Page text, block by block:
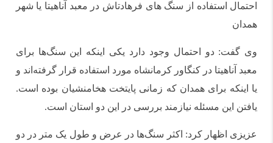
احتمال استفاده از سنگ های فرهادتاش در معبد آناهیتا یا شهر
همدان
وی گفت: دو احتمال وجود دارد یکی اینکه این سنگ‌ها برای
معبد آناهیتا در کنگاور کرمانشاه مورد استفاده قرار گرفته‌اند و
یا اینکه برای همدان که زمانی پایتخت هخامنشیان بوده است.
یافتن این مسئله نیازمند بررسی در این دو استان است.
عزیزی اظهار کرد: اکثر سنگ‌ها در عرض و طول یک متر در دو